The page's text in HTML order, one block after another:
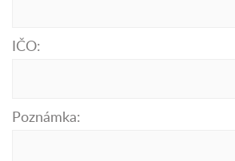
IČO:
Poznámka: